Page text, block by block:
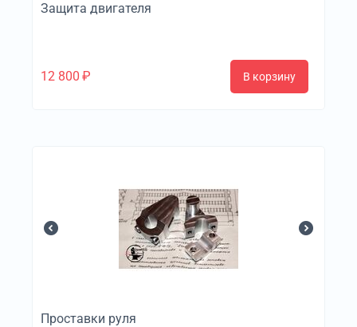
Защита двигателя
12 800 ₽ В корзину
Проставки руля